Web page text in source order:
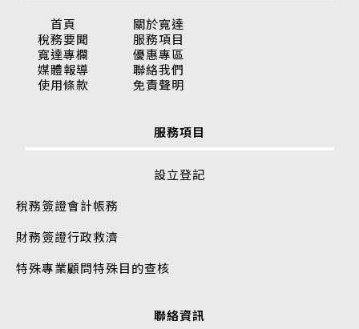
首頁
關於寬達
稅務要聞
服務項目
寬達專欄
優惠專區
媒體報導
聯絡我們
使用條款
免責聲明
服務項目
設立登記
稅務簽證會計帳務
財務簽證行政救濟
特殊專業顧問特殊目的查核
聯絡資訊